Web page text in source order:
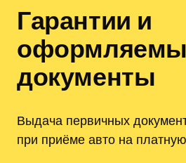
Гарантии и
документы
Выдача первичных
при приёме авто на